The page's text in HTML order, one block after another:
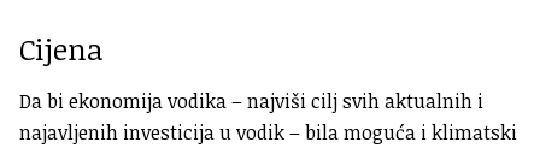
Cijena
Da bi ekonomija vodika – najviši cilj svih aktualnih i
najavljenih investicija u vodik – bila moguća i klimatski